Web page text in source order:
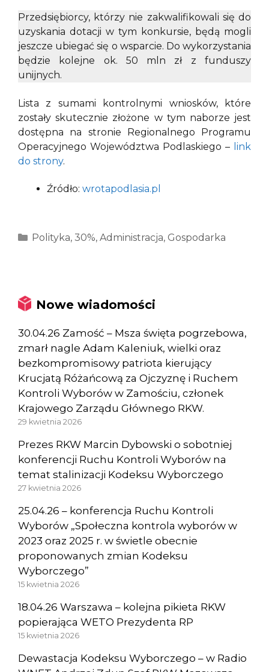
Przedsiębiorcy, którzy nie zakwalifikowali się do
uzyskania dotacji w tym konkursie, będą mogli
jeszcze ubiegać się o wsparcie. Do wykorzystania
będzie kolejne ok. 50 mln zł z funduszy
unijnych.
Lista z sumami kontrolnymi wniosków, które
zostały skutecznie złożone w tym naborze jest
dostępna na stronie Regionalnego Programu
Operacyjnego Województwa Podlaskiego – link
do strony.
Źródło: wrotapodlasia.pl
Kategorie
Polityka, 30%, Administracja, Gospodarka
Nowe wiadomości
30.04.26 Zamość – Msza święta pogrzebowa,
zmarł nagle Adam Kaleniuk, wielki oraz
bezkompromisowy patriota kierujący
Krucjatą Różańcową za Ojczyznę i Ruchem
Kontroli Wyborów w Zamościu, członek
Krajowego Zarządu Głównego RKW.
29 kwietnia 2026
Prezes RKW Marcin Dybowski o sobotniej
konferencji Ruchu Kontroli Wyborów na
temat stalinizacji Kodeksu Wyborczego
27 kwietnia 2026
25.04.26 – konferencja Ruchu Kontroli
Wyborów „Społeczna kontrola wyborów w
2023 oraz 2025 r. w świetle obecnie
proponowanych zmian Kodeksu
Wyborczego”
15 kwietnia 2026
18.04.26 Warszawa – kolejna pikieta RKW
popierająca WETO Prezydenta RP
15 kwietnia 2026
Dewastacja Kodeksu Wyborczego – w Radio